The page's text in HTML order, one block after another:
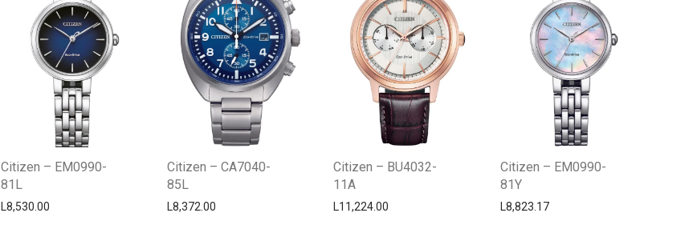
Citizen – EM0990-
81L
L8,530.00
Citizen – CA7040-
85L
L8,372.00
Citizen – BU4032-
11A
L11,224.00
Citizen – EM0990-
81Y
L8,823.17
Typically replies within a day